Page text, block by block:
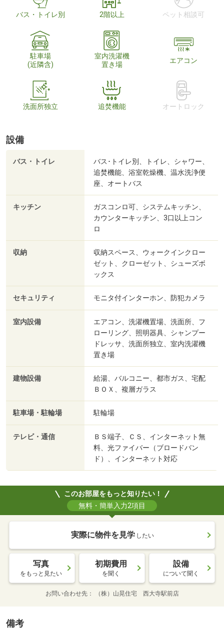
バス・トイレ別 2階以上 ペット相談可
駐車場
(近隣含)
室内洗濯機
置き場
エアコン
洗面所独立 追焚機能 オートロック
設備
バス・トイレ
バス･トイレ別、トイレ、シャワー、
追焚機能、浴室乾燥機、温水洗浄便
座、オートバス
キッチン
ガスコンロ可、システムキッチン、
カウンターキッチン、3口以上コン
ロ
収納
収納スペース、ウォークインクロー
ゼット、クローゼット、シューズボ
ックス
セキュリティ モニタ付インターホン、防犯カメラ
室内設備
エアコン、洗濯機置場、洗面所、フ
ローリング、照明器具、シャンプー
ドレッサ、洗面所独立、室内洗濯機
置き場
建物設備
給湯、バルコニー、都市ガス、宅配
ＢＯＸ、複層ガラス
駐車場・駐輪場 駐輪場
テレビ・通信
ＢＳ端子、ＣＳ、インターネット無
料、光ファイバー（ブロードバン
ド）、インターネット対応
このお部屋をもっと知りたい！
無料・簡単入力2項目
実際に物件を見学 したい
写真
をもっと見たい
初期費用
を聞く
設備
について聞く
お問い合わせ先 （株）山晃住宅 西大寺駅前店
備考